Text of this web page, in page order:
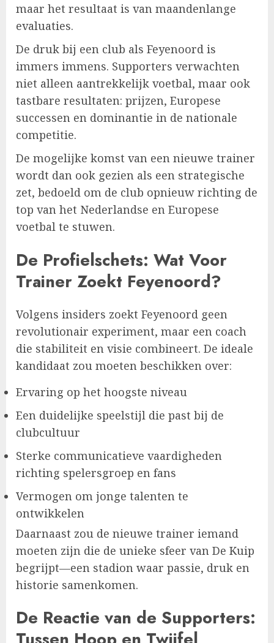
maar het resultaat is van maandenlange
evaluaties.
De druk bij een club als Feyenoord is
immers immens. Supporters verwachten
niet alleen aantrekkelijk voetbal, maar ook
tastbare resultaten: prijzen, Europese
successen en dominantie in de nationale
competitie.
De mogelijke komst van een nieuwe trainer
wordt dan ook gezien als een strategische
zet, bedoeld om de club opnieuw richting de
top van het Nederlandse en Europese
voetbal te stuwen.
De Profielschets: Wat Voor
Trainer Zoekt Feyenoord?
Volgens insiders zoekt Feyenoord geen
revolutionair experiment, maar een coach
die stabiliteit en visie combineert. De ideale
kandidaat zou moeten beschikken over:
Ervaring op het hoogste niveau
Een duidelijke speelstijl die past bij de
clubcultuur
Sterke communicatieve vaardigheden
richting spelersgroep en fans
Vermogen om jonge talenten te
ontwikkelen
Daarnaast zou de nieuwe trainer iemand
moeten zijn die de unieke sfeer van De Kuip
begrijpt—een stadion waar passie, druk en
historie samenkomen.
De Reactie van de Supporters: